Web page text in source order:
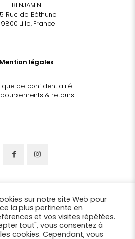
BENJAMIN
Rue de Béthune
Lille, France
Mention légales
de confidentialité
& retours
sur notre site Web pour
la plus pertinente en
et vos visites répétées.
tout", vous consentez à
cookies. Cependant, vous